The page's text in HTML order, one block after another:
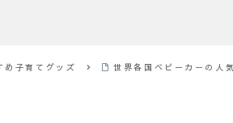
め子育てグッズ 世界各国ベビーカーの人